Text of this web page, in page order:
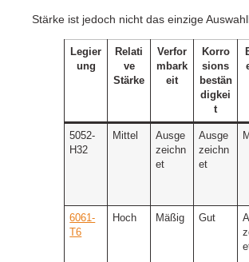
Stärke ist jedoch nicht das einzige
Legier
ung
Relati
ve
Stärke
Verfor
mbark
eit
Korro
sions
bestän
digkei
t
5052-
H32
Mittel
Ausge
zeichn
et
Ausge
zeichn
et
6061-
T6
Hoch Mäßig Gut